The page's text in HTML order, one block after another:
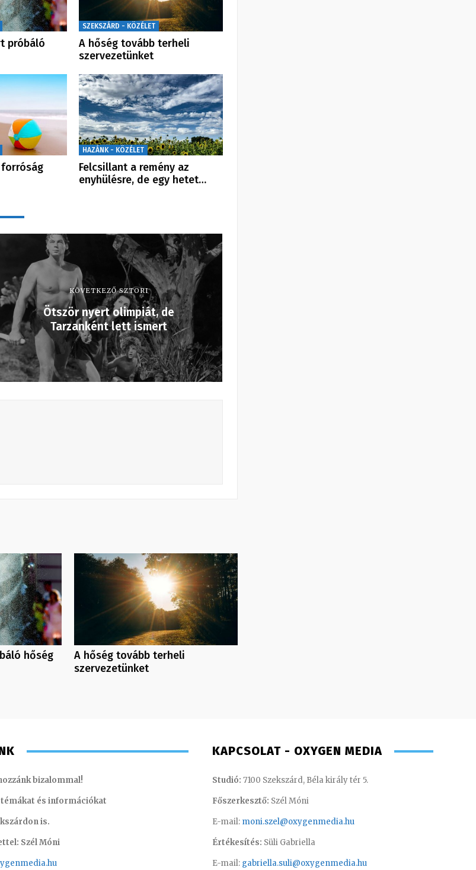
próbáló
SZEKSZÁRD - KÖZÉLET
A hőség tovább terheli
szervezetünket
HAZÁNK - KÖZÉLET
Felcsillant a remény az
enyhülésre, de egy hetet…
KÖVETKEZŐ SZTORI
Ötször nyert olimpiát, de
Tarzanként lett ismert
hőség
A hőség tovább terheli
szervezetünket
bizalommal!
témákat és információkat
is.
Szél Móni
KAPCSOLAT - OXYGEN MEDIA
Studió: 7100 Szekszárd, Béla király tér 5.
Főszerkesztő: Szél Móni
E-mail: moni.szel@oxygenmedia.hu
Értékesítés: Süli Gabriella
E-mail: gabriella.suli@oxygenmedia.hu